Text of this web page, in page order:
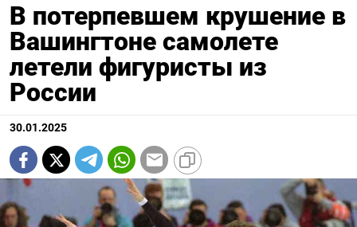
В потерпевшем крушение в
Вашингтоне самолете
летели фигуристы из
России
30.01.2025